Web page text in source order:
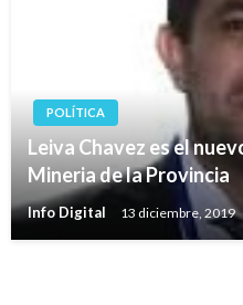
POLÍTICA
Leiva Chavez es el
Mineria de la Provincia
Info Digital 13 diciembre, 2019